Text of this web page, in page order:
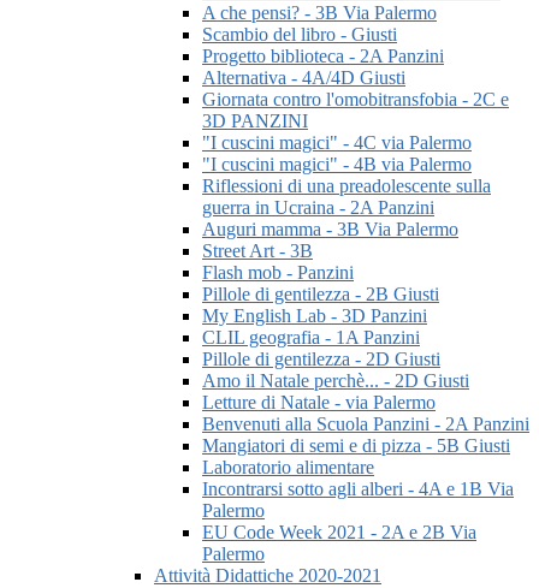
A che pensi? - 3B Via Palermo
Scambio del libro - Giusti
Progetto biblioteca - 2A Panzini
Alternativa - 4A/4D Giusti
Giornata contro l'omobitransfobia - 2C e
3D PANZINI
"I cuscini magici" - 4C via Palermo
"I cuscini magici" - 4B via Palermo
Riflessioni di una preadolescente sulla
guerra in Ucraina - 2A Panzini
Auguri mamma - 3B Via Palermo
Street Art - 3B
Flash mob - Panzini
Pillole di gentilezza - 2B Giusti
My English Lab - 3D Panzini
CLIL geografia - 1A Panzini
Pillole di gentilezza - 2D Giusti
Amo il Natale perchè... - 2D Giusti
Letture di Natale - via Palermo
Benvenuti alla Scuola Panzini - 2A Panzini
Mangiatori di semi e di pizza - 5B Giusti
Laboratorio alimentare
Incontrarsi sotto agli alberi - 4A e 1B Via
Palermo
EU Code Week 2021 - 2A e 2B Via
Palermo
Attività Didattiche 2020-2021